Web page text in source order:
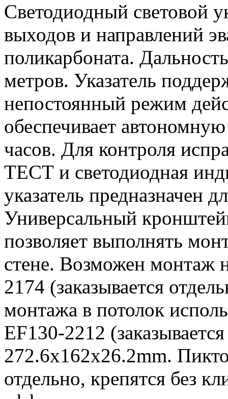
Светодиодный световой
выходов и направлений
поликарбоната.
метров. Указатель
непостоянный режим
обеспечивает
часов. Для контроля
ТЕСТ и светодиодная
указатель предназначен
Универсальный
позволяет выполнять
стене. Возможен монтаж
2174 (заказывается
монтажа в потолок
EF130-2212
272.6х162х26.2mm.
отдельно, крепятся без